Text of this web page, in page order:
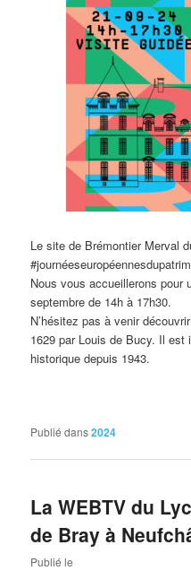
Le site de Brémontier Merval
Nous vous accueillerons pour
septembre de 14h à 17h30.
N’hésitez pas à venir
1629 par Louis de Bucy. Il
historique depuis 1943.
Publié dans2024
La WEBTV du
de Bray à
Publié le